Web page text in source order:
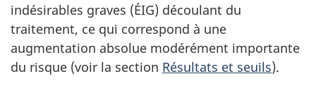
indésirables graves (ÉIG) découlant du
traitement, ce qui correspond à une
augmentation absolue modérément importante
du risque (voir la section Résultats et seuils).